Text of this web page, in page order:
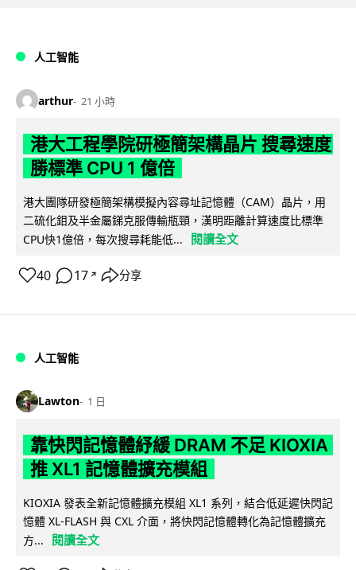
人工智能
arthur 21 小時
港大工程學院研極簡架構晶片 搜尋速度
勝標準 CPU 1 億倍
港大團隊研發極簡架構模擬內容尋址記憶體（CAM）晶片，用
二硫化鉬及半金屬銻克服傳輸瓶頸，漢明距離計算速度比標準
CPU快1億倍，每次搜尋耗能低...
閱讀全文
40 17 ↗ 分享
人工智能
Lawton 1 日
靠快閃記憶體紓緩 DRAM 不足 KIOXIA
推 XL1 記憶體擴充模組
KIOXIA 發表全新記憶體擴充模組 XL1 系列，結合低延遲快閃記
憶體 XL-FLASH 與 CXL 介面，將快閃記憶體轉化為記憶體擴充
方...
閱讀全文